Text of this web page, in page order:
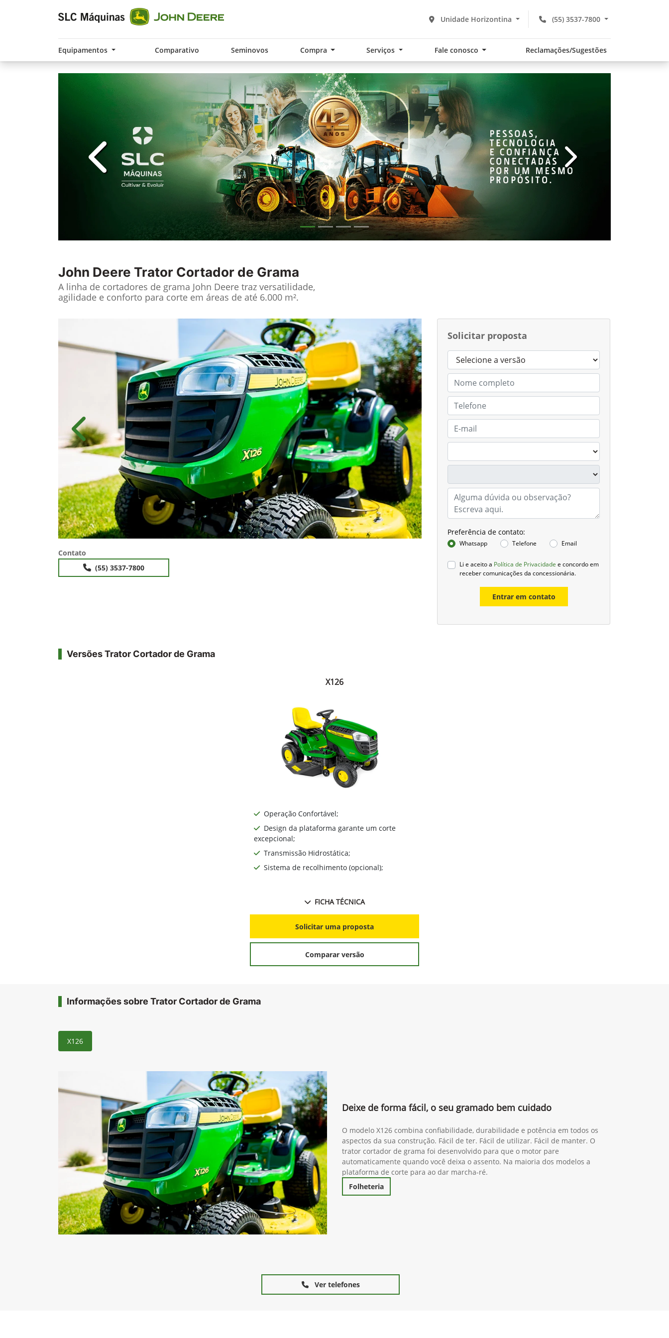
(55) 3537-7800
Unidade Horizontina
Equipamentos Comparativo Seminovos Compra Serviços Fale conosco Reclamações/Sugestões
templates.template-01.components.carousel.texts.control_prev templates.template-
John DeereTrator Cortador de Grama
A linha de cortadores de grama John Deere traz versatilidade,
agilidade e conforto para corte em áreas de até 6.000 m².
Solicitar proposta
Preferência de contato:
Whatsapp Telefone Email
Li e aceito aPolítica de Privacidade
receber comunicações da concessionária.
Próximo
X126
Operação Confortável;
excepcional;
Sistema de recolhimento (opcional);
FICHA TÉCNICA
Solicitar uma proposta
Informações sobre Trator Cortador de Grama
Deixe de forma fácil, o seu gramado bem cuidado
O modelo X126 combina confiabilidade, durabilidade e potência em todos os
aspectos da sua construção. Fácil de ter. Fácil de utilizar. Fácil de manter. O
trator cortador de grama foi desenvolvido para que o motor pare
automaticamente quando você deixa o assento. Na maioria dos modelos a